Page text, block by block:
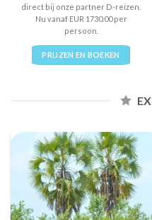
direct bij onze partner D-reizen.
Nu vanaf EUR 1730.00 per
persoon.
PRIJZEN EN BOEKEN